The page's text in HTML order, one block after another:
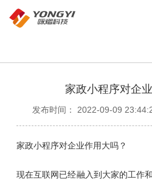
家政小程序对企
发布时间： 2022-09-09
家政小程序对企业作用大吗？
现在互联网已经融入到大家的工作